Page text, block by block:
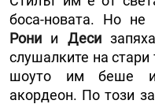
боса-новата. Но не
Рони и Деси
слушалките на
шоуто им беше
акордеон. По този